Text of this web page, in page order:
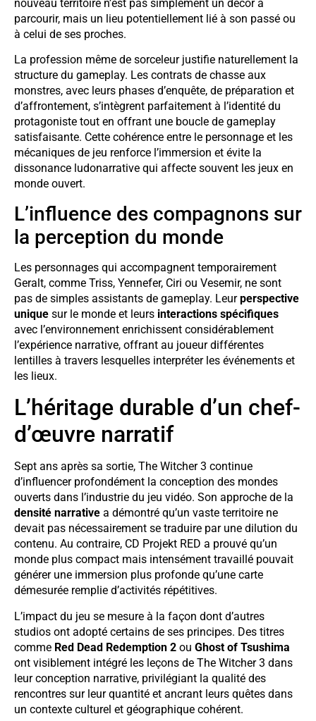
nouveau territoire n’est pas simplement un décor à
parcourir, mais un lieu potentiellement lié à son passé ou
à celui de ses proches.
La profession même de sorceleur justifie naturellement la
structure du gameplay. Les contrats de chasse aux
monstres, avec leurs phases d’enquête, de préparation et
d’affrontement, s’intègrent parfaitement à l’identité du
protagoniste tout en offrant une boucle de gameplay
satisfaisante. Cette cohérence entre le personnage et les
mécaniques de jeu renforce l’immersion et évite la
dissonance ludonarrative qui affecte souvent les jeux en
monde ouvert.
L’influence des compagnons sur
la perception du monde
Les personnages qui accompagnent temporairement
Geralt, comme Triss, Yennefer, Ciri ou Vesemir, ne sont
pas de simples assistants de gameplay. Leurperspective
unique sur le monde et leurs interactions spécifiques
avec l’environnement enrichissent considérablement
l’expérience narrative, offrant au joueur différentes
lentilles à travers lesquelles interpréter les événements et
les lieux.
L’héritage durable d’un chef-
d’œuvre narratif
Sept ans après sa sortie, The Witcher 3 continue
d’influencer profondément la conception des mondes
ouverts dans l’industrie du jeu vidéo. Son approche de la
densité narrative a démontré qu’un vaste territoire ne
devait pas nécessairement se traduire par une dilution du
contenu. Au contraire, CD Projekt RED a prouvé qu’un
monde plus compact mais intensément travaillé pouvait
générer une immersion plus profonde qu’une carte
démesurée remplie d’activités répétitives.
L’impact du jeu se mesure à la façon dont d’autres
studios ont adopté certains de ses principes. Des titres
comme Red Dead Redemption 2 ou Ghost of Tsushima
ont visiblement intégré les leçons de The Witcher 3 dans
leur conception narrative, privilégiant la qualité des
rencontres sur leur quantité et ancrant leurs quêtes dans
un contexte culturel et géographique cohérent.